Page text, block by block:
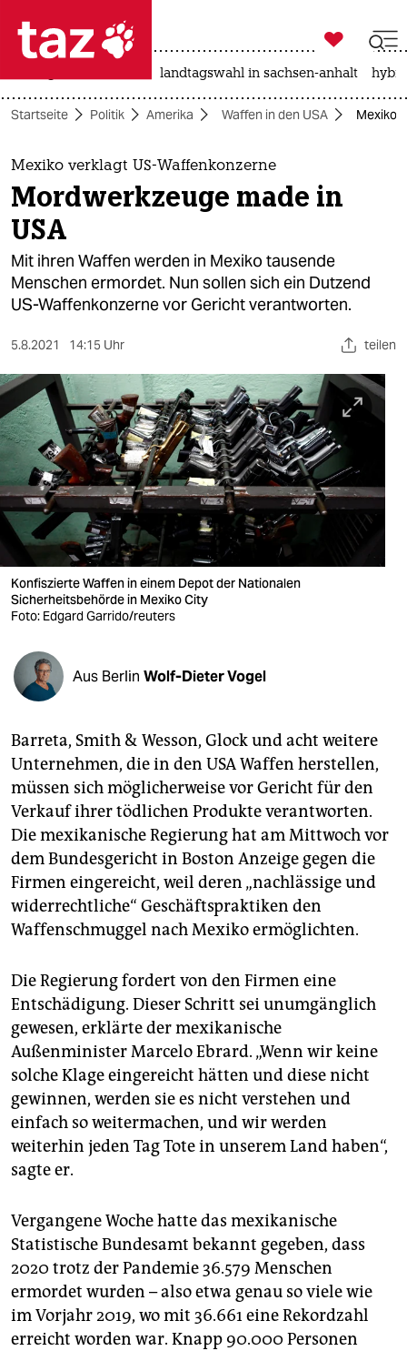
 taz zahl ich
taz zahl ich
themen
politik
öko
gesellschaft
sport
berlin
nord
wahrheit
verlag
verlag
veranstaltungen
fragen & hilfe
abo
genossenschaft
epaper login

taz zahl ich
landtagswahl in sachsen-anhalt
Startseite Politik Amerika Waffen in den USA Mexiko
Mexiko verklagt US-Waffenkonzerne
Mordwerkzeuge made in
USA
Mit ihren Waffen werden in Mexiko tausende
Menschen ermordet. Nun sollen sich ein Dutzend
US-Waffenkonzerne vor Gericht verantworten.
5.8.2021 14:15 Uhr teilen
Konfiszierte Waffen in einem Depot der Nationalen
Sicherheitsbehörde in Mexiko City
Foto: Edgard Garrido/reuters
Aus Berlin Wolf-Dieter Vogel
Barreta, Smith & Wesson, Glock und acht weitere
Unternehmen, die in den USA Waffen herstellen,
müssen sich möglicherweise vor Gericht für den
Verkauf ihrer tödlichen Produkte verantworten.
Die mexikanische Regierung hat am Mittwoch vor
dem Bundesgericht in Boston Anzeige gegen die
Firmen eingereicht, weil deren „nachlässige und
widerrechtliche“ Geschäftspraktiken den
Waffenschmuggel nach Mexiko ermöglichten.
Die Regierung fordert von den Firmen eine
Entschädigung. Dieser Schritt sei unumgänglich
gewesen, erklärte der mexikanische
Außenminister Marcelo Ebrard. „Wenn wir keine
solche Klage eingereicht hätten und diese nicht
gewinnen, werden sie es nicht verstehen und
einfach so weitermachen, und wir werden
weiterhin jeden Tag Tote in unserem Land haben“,
sagte er.
Vergangene Woche hatte das mexikanische
Statistische Bundesamt bekannt gegeben, dass
2020 trotz der Pandemie 36.579 Menschen
ermordet wurden – also etwa genau so viele wie
im Vorjahr 2019, wo mit 36.661 eine Rekordzahl
erreicht worden war. Knapp 90.000 Personen